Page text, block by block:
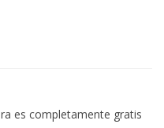
es completamente gratis